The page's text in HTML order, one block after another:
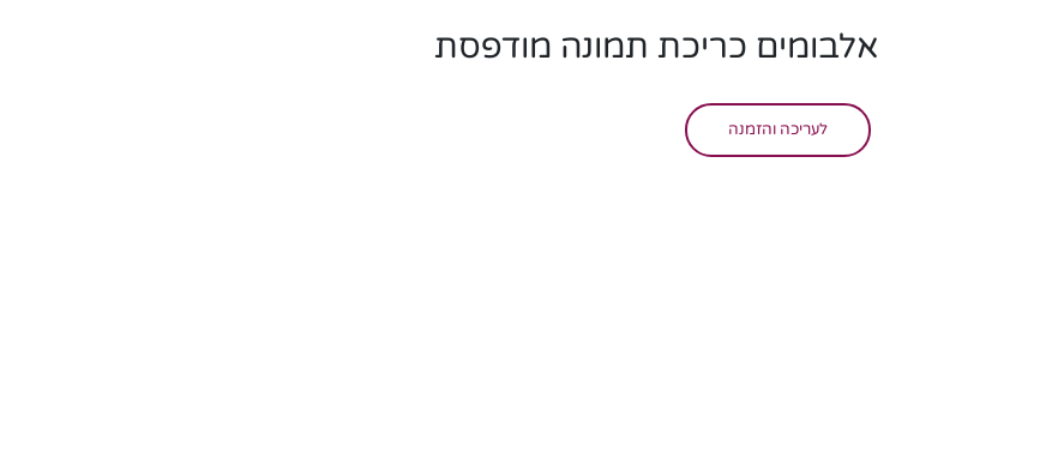
אלבומים כריכת תמונה מודפסת
לעריכה והזמנה